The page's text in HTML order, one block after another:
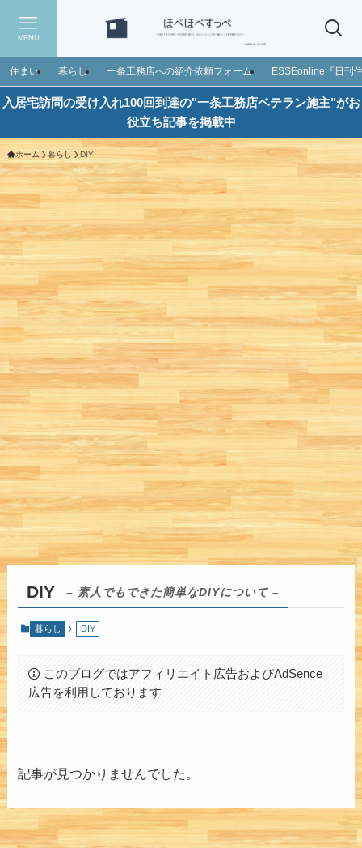
MENU
住まい 暮らし 一条工務店への紹介依頼フォーム ESSEonline『日刊
入居宅訪問の受け入れ100回到達の"一条工務店ベテラン施主"がお
役立ち記事を掲載中
ホーム 暮らし DIY
DIY – 素人でもできた簡単なDIYについて –
暮らし DIY
このブログではアフィリエイト広告およびAdSence
広告を利用しております
記事が見つかりませんでした。